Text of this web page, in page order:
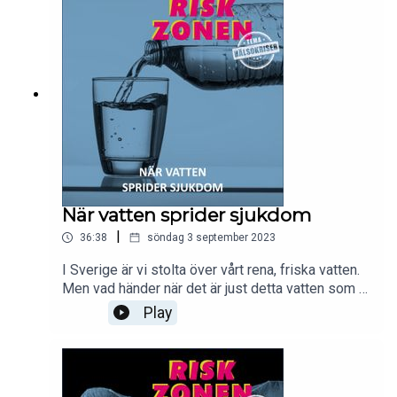
sen flodvågskatastrofen. Dessutom har Mattias
intervjuat Maja Fjaestad som var statssekreterare
på socialdepartementet under covidpandemin om
hur politiker navigerar i kriser.Inläsare: Peter
ÖbergProducent och redaktör: Clara Wallin
När vatten sprider sjukdom
36:38 | söndag 3 september 2023
I Sverige är vi stolta över vårt rena, friska vatten.
Men vad händer när det är just detta vatten som är
källa till sjukdom? Under vintern 2010/2011
drabbades Östersund av ett parasitutbrott och
invånarna tvingades att koka sitt dricksvatten i
flera månader. Och inte långt senare var det
Skellefteås tur att drabbas av samma sak. Emma
Play